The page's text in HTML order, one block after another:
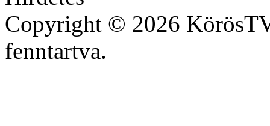
Copyright © 2026
fenntartva.